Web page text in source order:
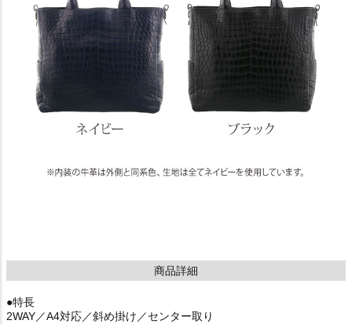
商品詳細
●特長
2WAY／A4対応／斜め掛け／センター取り